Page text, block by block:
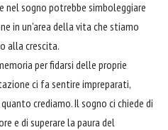
nel sogno potrebbe simboleggiare
in un'area della vita che stiamo
alla crescita.
per fidarsi delle proprie
ci fa sentire impreparati,
crediamo. Il sogno ci chiede di
e di superare la paura del